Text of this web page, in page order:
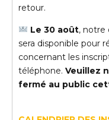
retour.
Le 30 août, notre
sera disponible pour
concernant les
téléphone. Veuillez
fermé au public